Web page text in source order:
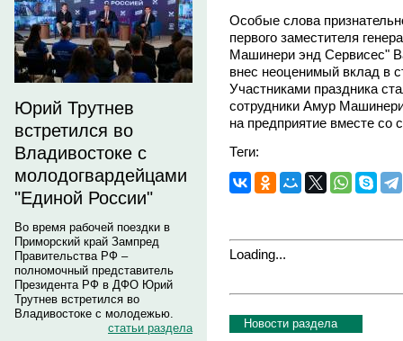
Юрий Трутнев
встретился во
Владивостоке с
молодогвардейцами
"Единой России"
Во время рабочей поездки в
Приморский край Зампред
Правительства РФ –
полномочный представитель
Президента РФ в ДФО Юрий
Трутнев встретился во
Владивостоке с молодежью.
статьи раздела
Особые слова
первого заместителя
Машинери энд Сервисес"
внес неоценимый вклад в
Участниками праздника
сотрудники Амур
на предприятие вместе со
Теги:
Loading...
Новости раздела